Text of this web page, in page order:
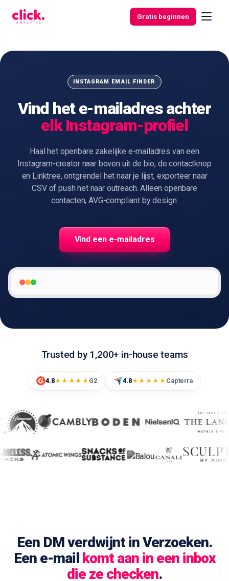
Gratis beginnen
Gratis
tools
INSTAGRAM EMAIL FINDER
Vind het e-mailadres achter
elk Instagram-profiel
Haal het openbare zakelijke e-mailadres van een
Instagram-creator naar boven uit de bio, de contactknop
en Linktree, ontgrendel het naar je lijst, exporteer naar
CSV of push het naar outreach. Alleen openbare
contacten, AVG-compliant by design.
Vind een e-mailadres
Trusted by 1,200+ in-house teams
4.8★★★★★ G2 4.8★★★★★ Capterra
Een DM verdwijnt in Verzoeken.
Een e-mail komt aan in een inbox
die ze checken.